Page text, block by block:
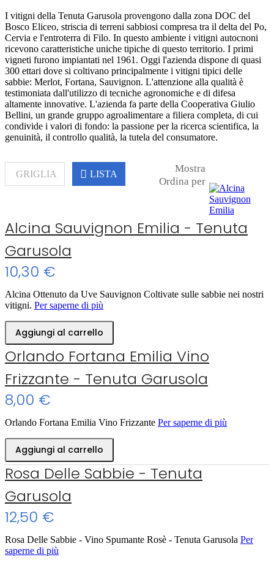
I vitigni della Tenuta Garusola provengono dalla zona DOC del
Bosco Eliceo, striscia di terreni sabbiosi compresa tra il delta del Po,
Cervia e l'entroterra di Filo. In questo ambiente i vitigni autocnoni
ricevono caratteristiche uniche tipiche di questo territorio. I primi
vigneti furono impiantati nel 1961. Oggi l'azienda dispone di quasi
300 ettari dove si coltivano principalmente i vitigni tipici delle
sabbie: Merlot, Fortana, Sauvignon. L'attenzione alla qualità è
testimoniata dall'utilizzo di tecniche agronomiche e di difesa
altamente innovative. L'azienda fa parte della Cooperativa Giulio
Bellini, un grande gruppo agroalimentare a filiera completa, di cui
condivide i valori di fondo: la passione per la ricerca scientifica, la
genuinità, il controllo qualità, la tutela del consumatore.
GRIGLIA LISTA
Mostra
Ordina per
Alcina Sauvignon Emilia - Tenuta
Garusola
10,30 €
Alcina Ottenuto da Uve Sauvignon Coltivate sulle sabbie nei nostri
vitigni. Per saperne di più
Aggiungi al carrello
Orlando Fortana Emilia Vino
Frizzante - Tenuta Garusola
8,00 €
Orlando Fortana Emilia Vino Frizzante Per saperne di più
Aggiungi al carrello
Rosa Delle Sabbie - Tenuta
Garusola
12,50 €
Rosa Delle Sabbie - Vino Spumante Rosè - Tenuta Garusola Per
saperne di più